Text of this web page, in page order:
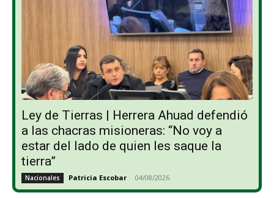
Ley de Tierras | Herrera Ahuad defendió
a las chacras misioneras: “No voy a
estar del lado de quien les saque la
tierra”
Nacionales Patricia Escobar - 04/08/2026